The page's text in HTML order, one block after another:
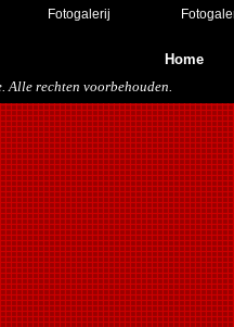
Fotogalerij
Home
rechten voorbehouden.